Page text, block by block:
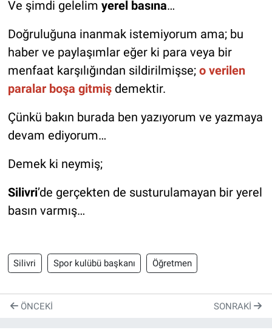
Ve şimdi gelelim yerel basına…
Doğruluğuna inanmak istemiyorum ama; bu
haber ve paylaşımlar eğer ki para veya bir
menfaat karşılığından sildirilmişse; o verilen
paralar boşa gitmişdemektir.
Çünkü bakın burada ben yazıyorum ve yazmaya
devam ediyorum…
Demek ki neymiş;
Silivri’de gerçekten de susturulamayan bir yerel
basın varmış…
Silivri Spor kulübü başkanı Öğretmen
ÖNCEKI SONRAKI